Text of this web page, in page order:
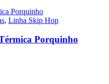
, Linha Skip Hop
Porquinho